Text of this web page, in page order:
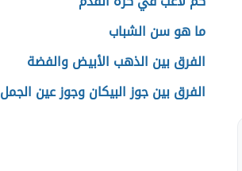
ما هو سن الشباب
الفرق بين الذهب الأبيض والفضة
الفرق بين جوز البيكان وجوز عين الجمل